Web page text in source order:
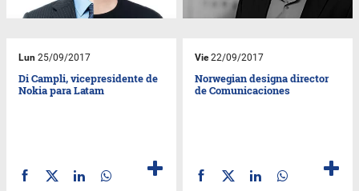
Lun 25/09/2017
Di Campli, vicepresidente de
Nokia para Latam
Vie22/09/2017
Norwegian designa director
de Comunicaciones